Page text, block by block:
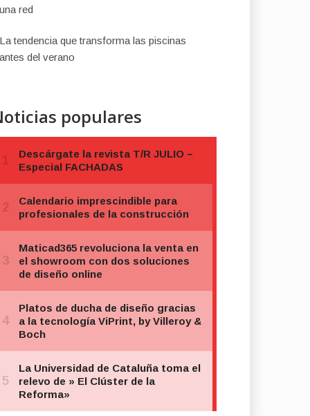
una red
La tendencia que transforma las piscinas
antes del verano
populares